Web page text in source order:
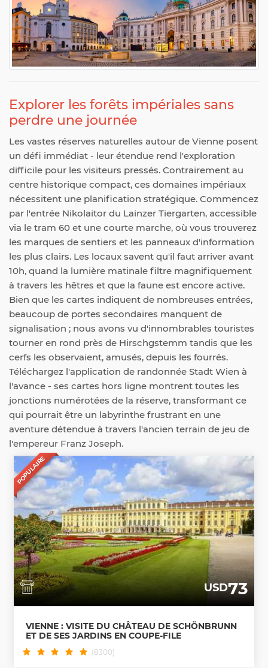
Explorer les forêts impériales sans
perdre une journée
Les vastes réserves naturelles autour de Vienne posent
un défi immédiat - leur étendue rend l'exploration
difficile pour les visiteurs pressés. Contrairement au
centre historique compact, ces domaines impériaux
nécessitent une planification stratégique. Commencez
par l'entrée Nikolaitor du Lainzer Tiergarten, accessible
via le tram 60 et une courte marche, où vous trouverez
les marques de sentiers et les panneaux d'information
les plus clairs. Les locaux savent qu'il faut arriver avant
10h, quand la lumière matinale filtre magnifiquement
à travers les hêtres et que la faune est encore active.
Bien que les cartes indiquent de nombreuses entrées,
beaucoup de portes secondaires manquent de
signalisation ; nous avons vu d'innombrables touristes
tourner en rond près de Hirschgstemm tandis que les
cerfs les observaient, amusés, depuis les fourrés.
Téléchargez l'application de randonnée Stadt Wien à
l'avance - ses cartes hors ligne montrent toutes les
jonctions numérotées de la réserve, transformant ce
qui pourrait être un labyrinthe frustrant en une
aventure détendue à travers l'ancien terrain de jeu de
l'empereur Franz Joseph.
POPULAIRE
USD73
VIENNE : VISITE DU CHÂTEAU DE SCHÖNBRUNN
ET DE SES JARDINS EN COUPE-FILE
(8300)